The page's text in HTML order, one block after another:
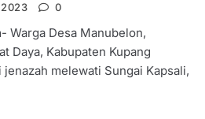
0
Warga Desa Manubelon,
Daya, Kabupaten Kupang
melewati Sungai Kapsali,